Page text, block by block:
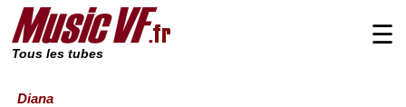
Tous les tubes
☰
Diana